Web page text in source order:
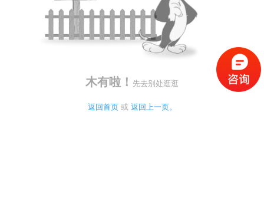
木有啦！ 先去别处逛逛
返回首页 或 返回上一页。